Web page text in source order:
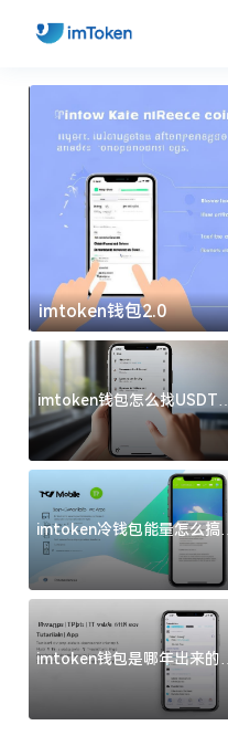
imtoken钱包2.0
imtoken钱包怎么找USDT地
址？三步搞定不踩坑
imtoken冷钱包能量怎么搞？
过来人告诉你门道
imtoken钱包是哪年出来的？
一文给你说清楚